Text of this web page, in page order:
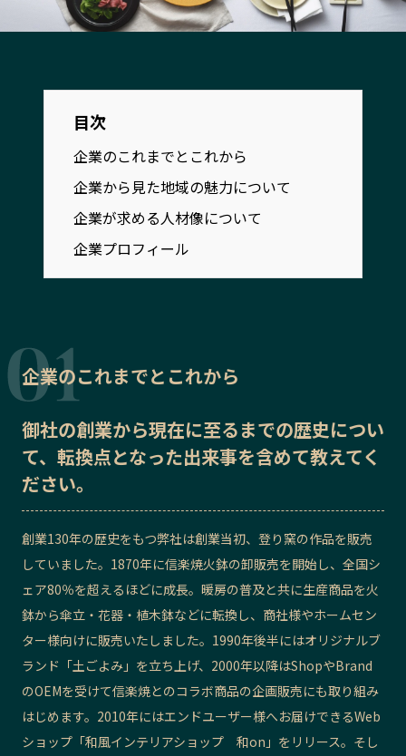
熊本エリア
大分エリア
カテゴリから探す
特集コンテンツ
地域を代表する 企業100選
プレスリリース
行政連携記事
MILCプロジェクト
Sporkle
「人」から探す
記事ライター アンバサダー
会社概要
目次
企業のこれまでとこれから
企業から見た地域の魅力について
企業が求める人材像について
企業プロフィール
企業のこれまでとこれから
御社の創業から現在に至るまでの歴史につい
て、転換点となった出来事を含めて教えてく
ださい。
創業130年の歴史をもつ弊社は創業当初、登り窯の作品を販売
していました。1870年に信楽焼火鉢の卸販売を開始し、全国シ
ェア80％を超えるほどに成長。暖房の普及と共に生産商品を火
鉢から傘立・花器・植木鉢などに転換し、商社様やホームセン
ター様向けに販売いたしました。1990年後半にはオリジナルブ
ランド「土ごよみ」を立ち上げ、2000年以降はShopやBrand
のOEMを受けて信楽焼とのコラボ商品の企画販売にも取り組み
はじめます。2010年にはエンドユーザー様へお届けできるWeb
ショップ「和風インテリアショップ 和on」をリリース。そし